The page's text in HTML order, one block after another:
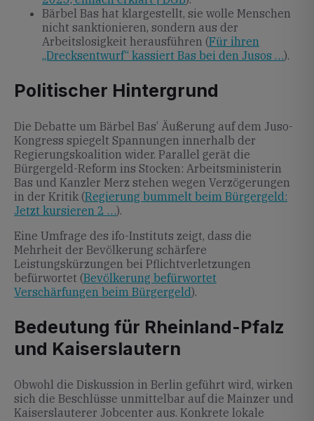
Bärbel Bas hat klargestellt, sie wolle Menschen
nicht sanktionieren, sondern aus der
Arbeitslosigkeit herausführen (Für ihren
„Drecksentwurf“ kassiert Bas bei den Jusos …).
Politischer Hintergrund
Die Debatte um Bärbel Bas’ Äußerung auf dem Juso-
Kongress spiegelt Spannungen innerhalb der
Regierungskoalition wider. Parallel gerät die
Bürgergeld-Reform ins Stocken: Arbeitsministerin
Bas und Kanzler Merz stehen wegen Verzögerungen
in der Kritik (Regierung bummelt beim Bürgergeld:
Jetzt kursieren 2 …).
Eine Umfrage des ifo-Instituts zeigt, dass die
Mehrheit der Bevölkerung schärfere
Leistungskürzungen bei Pflichtverletzungen
befürwortet (Bevölkerung befürwortet
Verschärfungen beim Bürgergeld).
Bedeutung für Rheinland-Pfalz
und Kaiserslautern
Obwohl die Diskussion in Berlin geführt wird, wirken
sich die Beschlüsse unmittelbar auf die Mainzer und
Kaiserslauterer Jobcenter aus. Konkrete lokale